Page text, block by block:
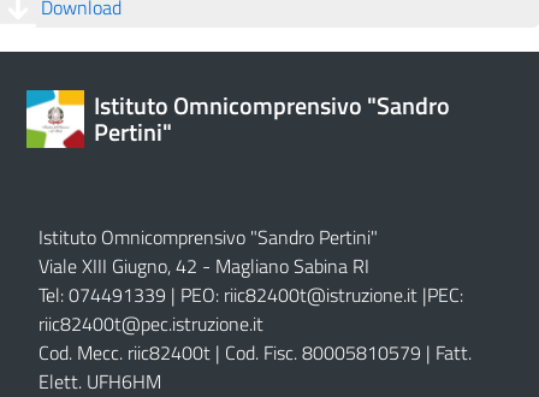
Download
Istituto Omnicomprensivo "Sandro
Pertini"
Istituto Omnicomprensivo "Sandro Pertini"
Viale XIII Giugno, 42 - Magliano Sabina RI
Tel: 074491339 | PEO: riic82400t@istruzione.it |PEC:
riic82400t@pec.istruzione.it
Cod. Mecc. riic82400t | Cod. Fisc. 80005810579 | Fatt.
Elett. UFH6HM